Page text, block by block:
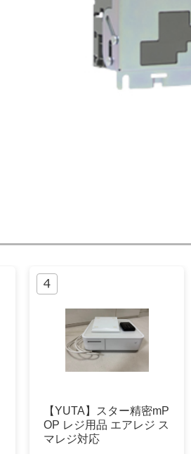
【YUTA】スター精密mP
OP レジ用品 エアレジ ス
マレジ対応